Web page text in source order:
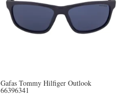
Gafas Tommy Hilfiger Outlook
66396341